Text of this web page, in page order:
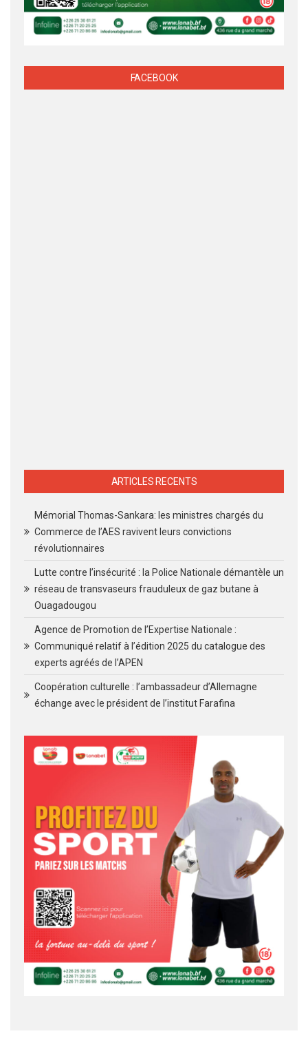
FACEBOOK
ARTICLES RECENTS
Mémorial Thomas-Sankara: les ministres chargés du
Commerce de l’AES ravivent leurs convictions
révolutionnaires
Lutte contre l’insécurité : la Police Nationale démantèle un
réseau de transvaseurs frauduleux de gaz butane à
Ouagadougou
Agence de Promotion de l’Expertise Nationale :
Communiqué relatif à l’édition 2025 du catalogue des
experts agréés de l’APEN
Coopération culturelle : l’ambassadeur d’Allemagne
échange avec le président de l’institut Farafina